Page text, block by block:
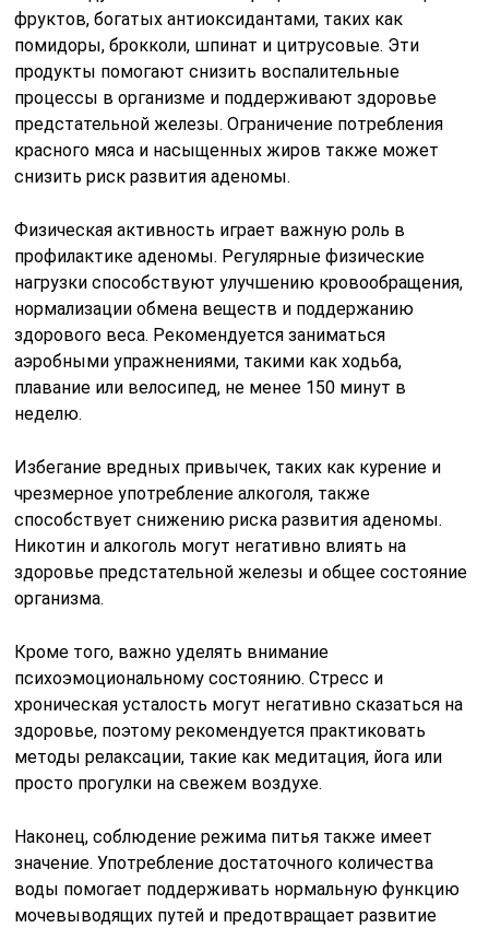
фруктов, богатых антиоксидантами, таких как
помидоры, брокколи, шпинат и цитрусовые. Эти
продукты помогают снизить воспалительные
процессы в организме и поддерживают здоровье
предстательной железы. Ограничение потребления
красного мяса и насыщенных жиров также может
снизить риск развития аденомы.
Физическая активность играет важную роль в
профилактике аденомы. Регулярные физические
нагрузки способствуют улучшению кровообращения,
нормализации обмена веществ и поддержанию
здорового веса. Рекомендуется заниматься
аэробными упражнениями, такими как ходьба,
плавание или велосипед, не менее 150 минут в
неделю.
Избегание вредных привычек, таких как курение и
чрезмерное употребление алкоголя, также
способствует снижению риска развития аденомы.
Никотин и алкоголь могут негативно влиять на
здоровье предстательной железы и общее состояние
организма.
Кроме того, важно уделять внимание
психоэмоциональному состоянию. Стресс и
хроническая усталость могут негативно сказаться на
здоровье, поэтому рекомендуется практиковать
методы релаксации, такие как медитация, йога или
просто прогулки на свежем воздухе.
Наконец, соблюдение режима питья также имеет
значение. Употребление достаточного количества
воды помогает поддерживать нормальную функцию
мочевыводящих путей и предотвращает развитие